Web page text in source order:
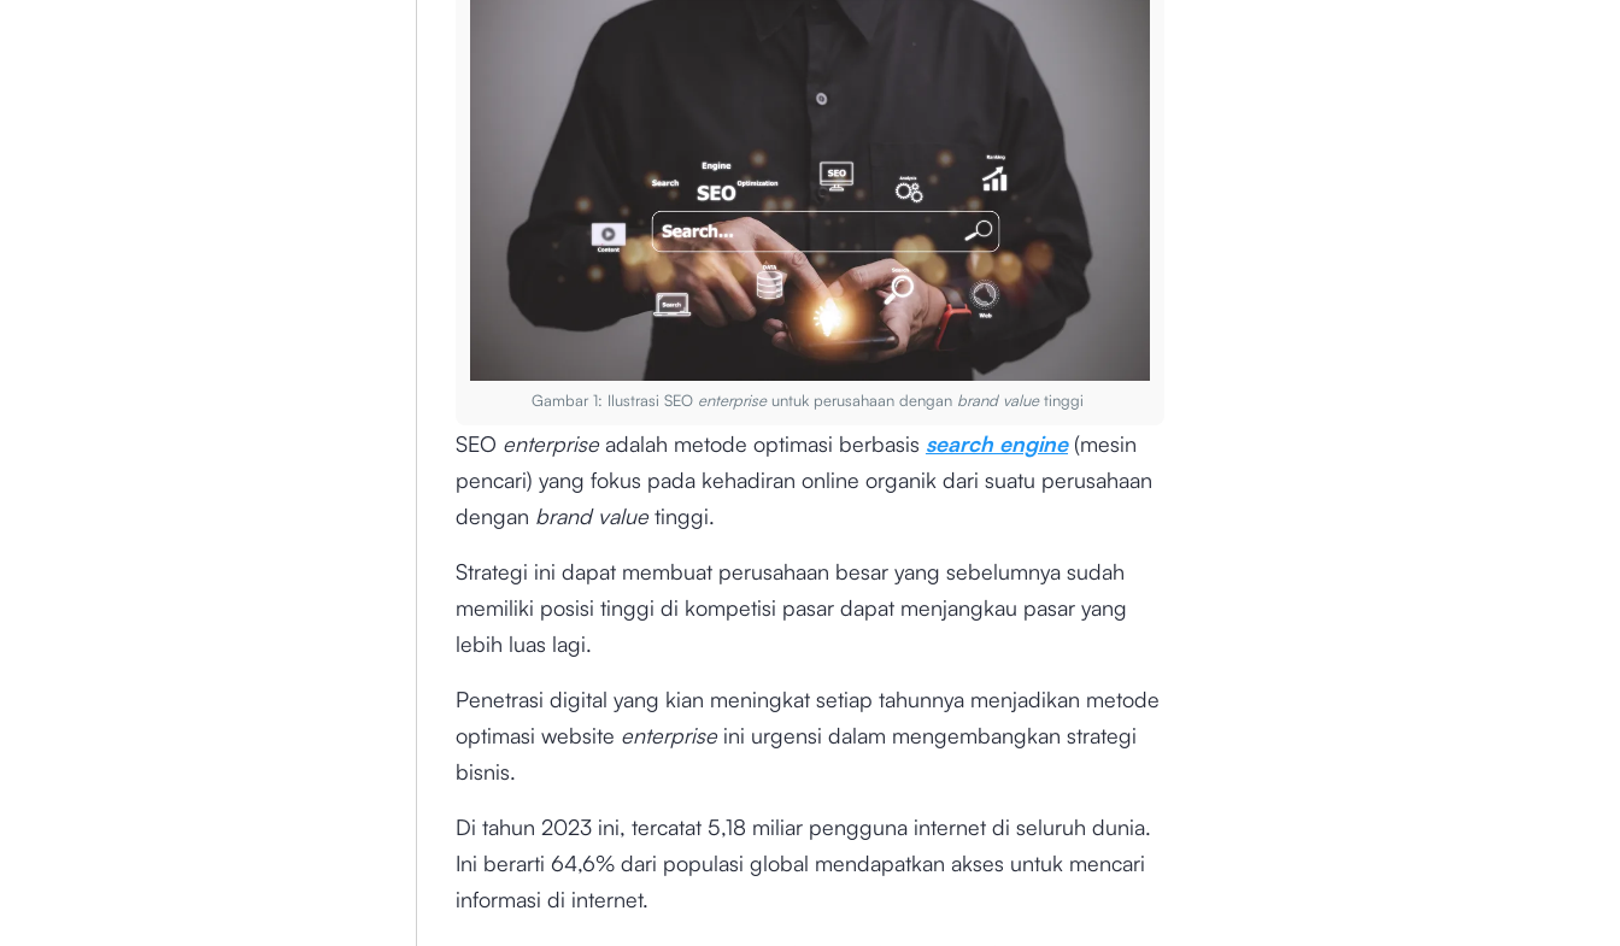
Gambar 1: Ilustrasi SEO enterpriseuntuk perusahaan dengan brand valuetinggi
SEO enterpriseadalah metode optimasi berbasis search engine(mesin
pencari) yang fokus pada kehadiran online organik dari suatu perusahaan
dengan brand valuetinggi.
Strategi ini dapat membuat perusahaan besar yang sebelumnya sudah
memiliki posisi tinggi di kompetisi pasar dapat menjangkau pasar yang
lebih luas lagi.
Penetrasi digital yang kian meningkat setiap tahunnya menjadikan metode
optimasi website enterpriseini urgensi dalam mengembangkan strategi
bisnis.
Di tahun 2023 ini, tercatat 5,18 miliar pengguna internet di seluruh dunia.
Ini berarti 64,6% dari populasi global mendapatkan akses untuk mencari
informasi di internet.